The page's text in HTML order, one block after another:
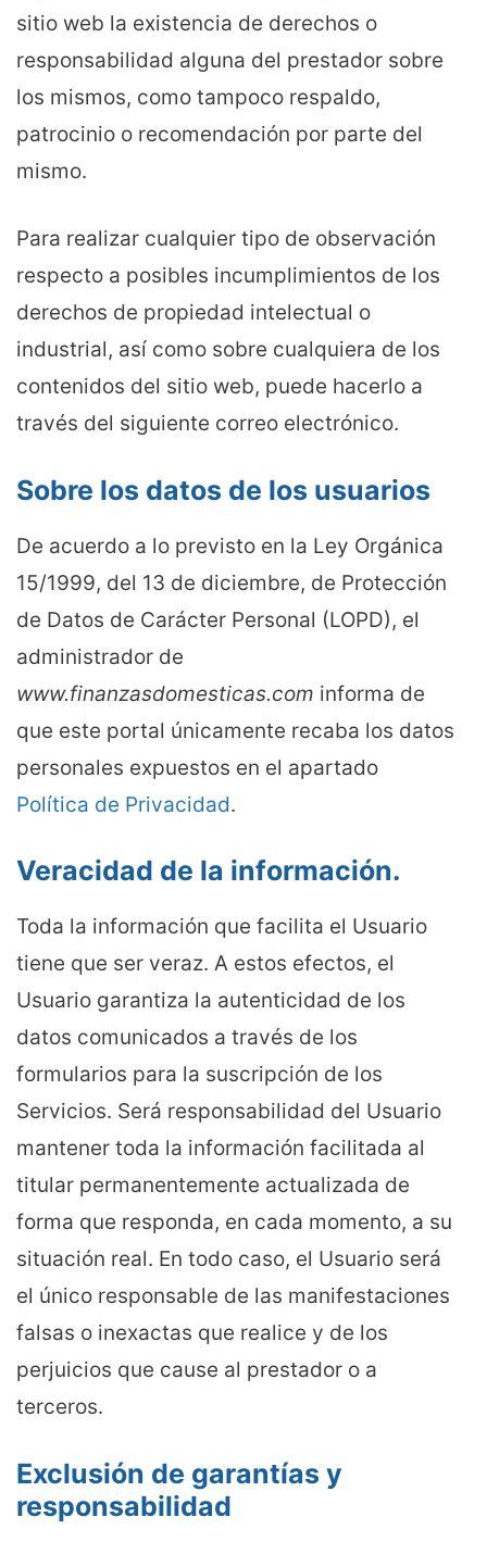
sitio web la existencia de derechos o
responsabilidad alguna del prestador sobre
los mismos, como tampoco respaldo,
patrocinio o recomendación por parte del
mismo.
Para realizar cualquier tipo de observación
respecto a posibles incumplimientos de los
derechos de propiedad intelectual o
industrial, así como sobre cualquiera de los
contenidos del sitio web, puede hacerlo a
través del siguiente correo electrónico.
Sobre los datos de los usuarios
De acuerdo a lo previsto en la Ley Orgánica
15/1999, del 13 de diciembre, de Protección
de Datos de Carácter Personal (LOPD), el
administrador de
www.finanzasdomesticas.com informa de
que este portal únicamente recaba los datos
personales expuestos en el apartado
Política de Privacidad.
Veracidad de la información.
Toda la información que facilita el Usuario
tiene que ser veraz. A estos efectos, el
Usuario garantiza la autenticidad de los
datos comunicados a través de los
formularios para la suscripción de los
Servicios. Será responsabilidad del Usuario
mantener toda la información facilitada al
titular permanentemente actualizada de
forma que responda, en cada momento, a su
situación real. En todo caso, el Usuario será
el único responsable de las manifestaciones
falsas o inexactas que realice y de los
perjuicios que cause al prestador o a
terceros.
Exclusión de garantías y
responsabilidad